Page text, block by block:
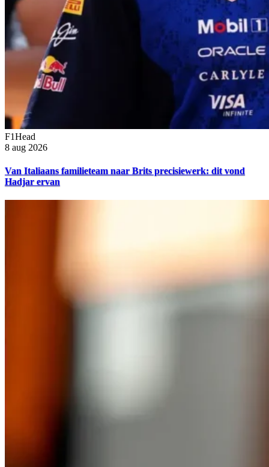
F1Head
8 aug 2026
Van Italiaans familieteam naar Brits precisiewerk: dit vond
Hadjar ervan